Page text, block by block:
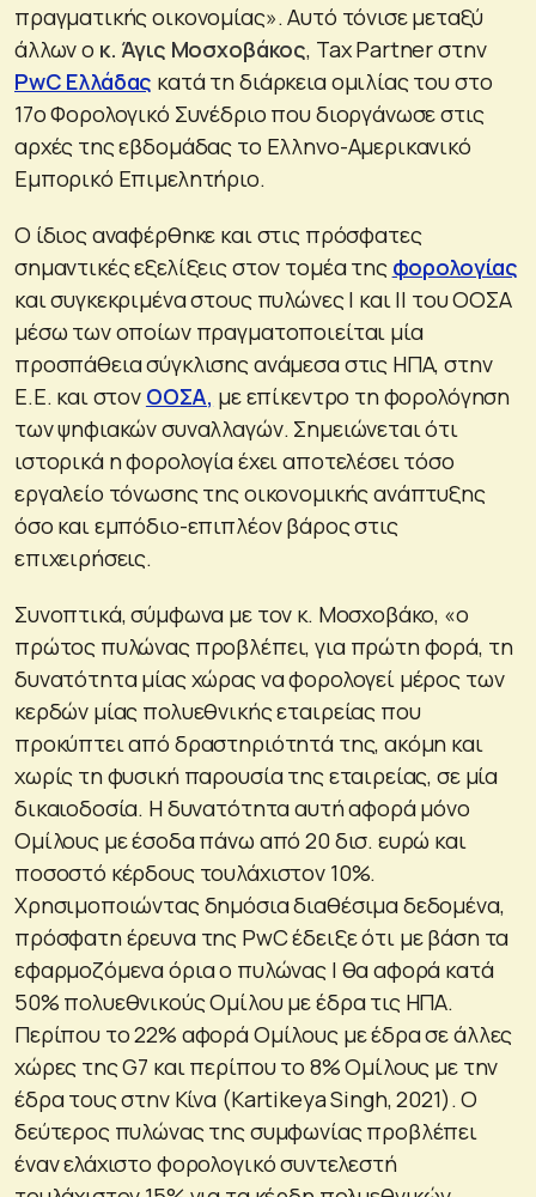
πραγματικής οικονομίας». Αυτό τόνισε μεταξύ
άλλων ο κ. Άγις Μοσχοβάκος, Tax Partner στην
PwC Ελλάδας κατά τη διάρκεια ομιλίας του στο
17ο Φορολογικό Συνέδριο που διοργάνωσε στις
αρχές της εβδομάδας το Ελληνο-Αμερικανικό
Εμπορικό Επιμελητήριο.
Ο ίδιος αναφέρθηκε και στις πρόσφατες
σημαντικές εξελίξεις στον τομέα της φορολογίας
και συγκεκριμένα στους πυλώνες Ι και ΙΙ του ΟΟΣΑ
μέσω των οποίων πραγματοποιείται μία
προσπάθεια σύγκλισης ανάμεσα στις ΗΠΑ, στην
Ε.Ε. και στον ΟΟΣΑ, με επίκεντρο τη φορολόγηση
των ψηφιακών συναλλαγών. Σημειώνεται ότι
ιστορικά η φορολογία έχει αποτελέσει τόσο
εργαλείο τόνωσης της οικονομικής ανάπτυξης
όσο και εμπόδιο-επιπλέον βάρος στις
επιχειρήσεις.
Συνοπτικά, σύμφωνα με τον κ. Μοσχοβάκο, «ο
πρώτος πυλώνας προβλέπει, για πρώτη φορά, τη
δυνατότητα μίας χώρας να φορολογεί μέρος των
κερδών μίας πολυεθνικής εταιρείας που
προκύπτει από δραστηριότητά της, ακόμη και
χωρίς τη φυσική παρουσία της εταιρείας, σε μία
δικαιοδοσία. Η δυνατότητα αυτή αφορά μόνο
Ομίλους με έσοδα πάνω από 20 δισ. ευρώ και
ποσοστό κέρδους τουλάχιστον 10%.
Χρησιμοποιώντας δημόσια διαθέσιμα δεδομένα,
πρόσφατη έρευνα της PwC έδειξε ότι με βάση τα
εφαρμοζόμενα όρια ο πυλώνας Ι θα αφορά κατά
50% πολυεθνικούς Ομίλου με έδρα τις ΗΠΑ.
Περίπου το 22% αφορά Ομίλους με έδρα σε άλλες
χώρες της G7 και περίπου το 8% Ομίλους με την
έδρα τους στην Κίνα (Kartikeya Singh, 2021). Ο
δεύτερος πυλώνας της συμφωνίας προβλέπει
έναν ελάχιστο φορολογικό συντελεστή